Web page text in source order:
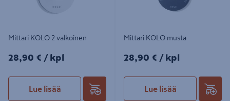
Mittari KOLO 2 valkoinen
28,90€/kpl
28,90 € / kpl
Lue lisää
Mittari KOLO musta
28,90€/kpl
28,90 € / kpl
Lue lisää